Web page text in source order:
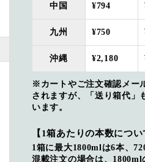
中国 ¥794
九州 ¥750
沖縄 ¥2,180
※カートやご注文確認メー
されますが、「送り箱代」
います。
【1箱あたりの本数につい
1箱に最大1800mlは6本、
混載注文の場合は、